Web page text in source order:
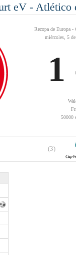
eV - Atlético
Recopa de Europa
miércoles, 5
1
50000
(3)